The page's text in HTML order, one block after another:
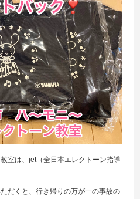
室は、jet（全日本エレクトーン指導
だくと、行き帰りの万が一の事故の